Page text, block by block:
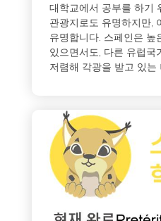
대학교에서 공부를 하기
관광지로도 유명하지만,
유명합니다. 스페인은 높
있으면서도, 다른 유럽국
저렴해 각광을 받고 있는